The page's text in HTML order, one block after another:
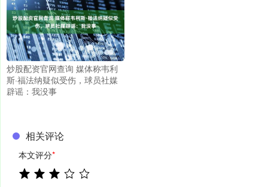
炒股配资官网查询 媒体称韦利
斯·福法纳疑似受伤，球员社媒
辟谣：我没事
相关评论
本文评分*